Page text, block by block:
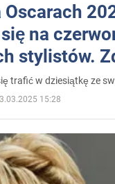
na
stylistów.
trafić w dziesiątkę ze
15:28